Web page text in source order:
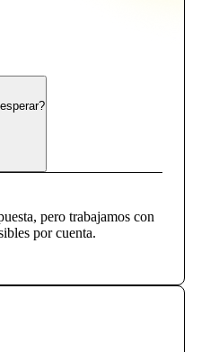
pero trabajamos con
por cuenta.